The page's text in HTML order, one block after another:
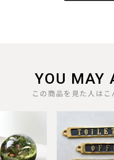
YOU MAY
この商品を見た人は